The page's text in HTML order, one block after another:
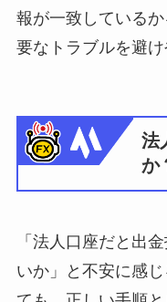
報が一致している
要なトラブルを避け
法
か
「法人口座だと出
いか」と不安に感